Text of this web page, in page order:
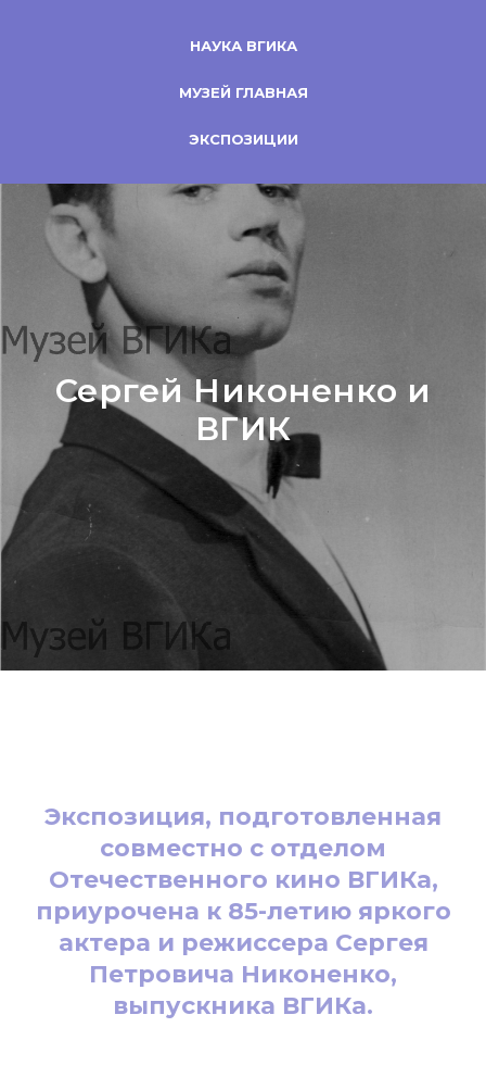
НАУКА ВГИКА
МУЗЕЙ ГЛАВНАЯ
ЭКСПОЗИЦИИ
Сергей Никоненко и
ВГИК
Экспозиция, подготовленная
совместно с отделом
Отечественного кино ВГИКа,
приурочена к 85-летию яркого
актера и режиссера Сергея
Петровича Никоненко,
выпускника ВГИКа.